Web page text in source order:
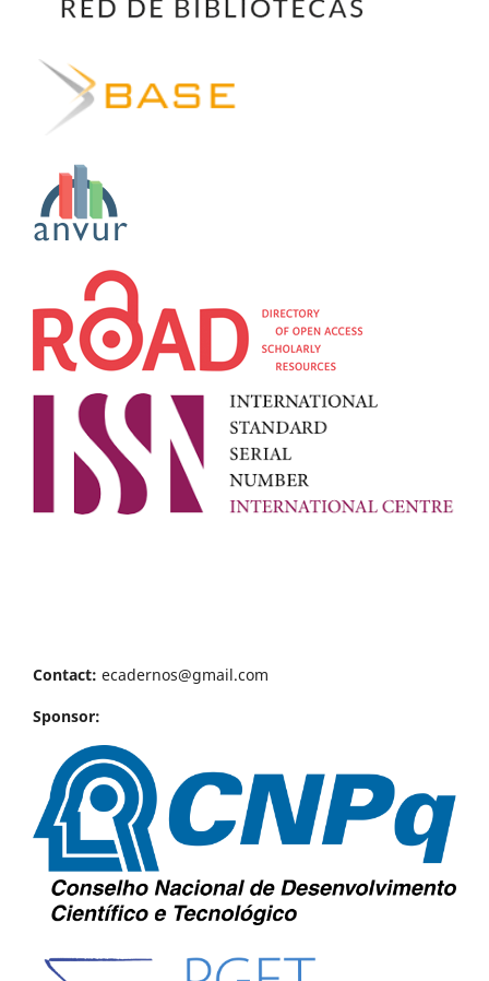
Contact: ecadernos@gmail.com
Sponsor: